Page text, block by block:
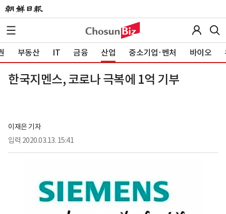
부동산 IT 금융 산업 중소기업·벤처 바이오
한국지멘스, 코로나 극복에 1억 기부
이재은 기자
입력 2020.03.13. 15:41